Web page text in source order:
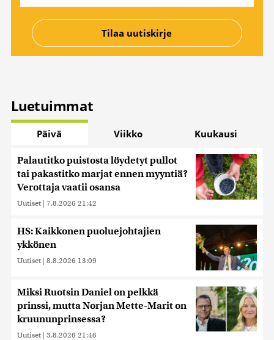
Luetuimmat
Päivä Viikko Kuukausi
Palautitko puistosta löydetyt pullot
tai pakastitko marjat ennen myyntiä?
Verottaja vaatii osansa
Uutiset | 7.8.2026 21:42
HS: Kaikkonen puoluejohtajien
ykkönen
Uutiset | 8.8.2026 13:09
Miksi Ruotsin Daniel on pelkkä
prinssi, mutta Norjan Mette-Marit on
kruununprinsessa?
Uutiset | 3.8.2026 21:46